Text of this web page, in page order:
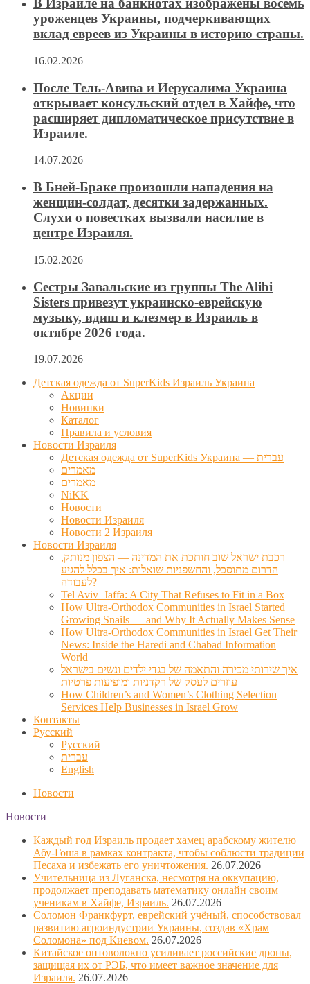
В Израиле на банкнотах изображены восемь
уроженцев Украины, подчеркивающих
вклад евреев из Украины в историю страны.
16.02.2026
После Тель-Авива и Иерусалима Украина
открывает консульский отдел в Хайфе, что
расширяет дипломатическое присутствие в
Израиле.
14.07.2026
В Бней-Браке произошли нападения на
женщин-солдат, десятки задержанных.
Слухи о повестках вызвали насилие в
центре Израиля.
15.02.2026
Сестры Завальские из группы The Alibi
Sisters привезут украинско-еврейскую
музыку, идиш и клезмер в Израиль в
октябре 2026 года.
19.07.2026
Детская одежда от SuperKids Израиль Украина
Акции
Новинки
Каталог
Правила и условия
Новости Израиля
Детская одежда от SuperKids Украина — עברית
מאמרים
מאמרים
NiKK
Новости
Новости Израиля
Новости 2 Израиля
Новости Израиля
רכבת ישראל שוב חותכת את המדינה — הצפון מנותק,
הדרום מתוסכל, והחשפניות שואלות: איך בכלל להגיע
לעבודה?
Tel Aviv–Jaffa: A City That Refuses to Fit in a Box
How Ultra-Orthodox Communities in Israel Started
Growing Snails — and Why It Actually Makes Sense
How Ultra-Orthodox Communities in Israel Get Their
News: Inside the Haredi and Chabad Information
World
איך שירותי מכירה והתאמה של בגדי ילדים ונשים בישראל
עוזרים לעסק של רקדניות ומופיעות פרטיות
How Children’s and Women’s Clothing Selection
Services Help Businesses in Israel Grow
Контакты
Русский
Русский
עברית
English
Новости
Новости
Каждый год Израиль продает хамец арабскому жителю
Абу-Гоша в рамках контракта, чтобы соблюсти традиции
Песаха и избежать его уничтожения. 26.07.2026
Учительница из Луганска, несмотря на оккупацию,
продолжает преподавать математику онлайн своим
ученикам в Хайфе, Израиль. 26.07.2026
Соломон Франкфурт, еврейский учёный, способствовал
развитию агроиндустрии Украины, создав «Храм
Соломона» под Киевом. 26.07.2026
Китайское оптоволокно усиливает российские дроны,
защищая их от РЭБ, что имеет важное значение для
Израиля. 26.07.2026